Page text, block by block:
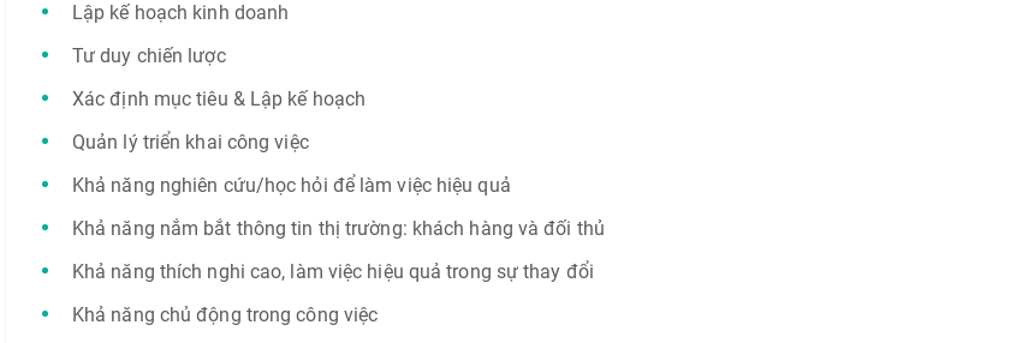
Lập kế hoạch kinh doanh
Tư duy chiến lược
Xác định mục tiêu & Lập kế hoạch
Quản lý triển khai công việc
Khả năng nghiên cứu/học hỏi để làm việc hiệu quả
Khả năng nắm bắt thông tin thị trường: khách hàng và đối thủ
Khả năng thích nghi cao, làm việc hiệu quả trong sự thay đổi
Khả năng chủ động trong công việc